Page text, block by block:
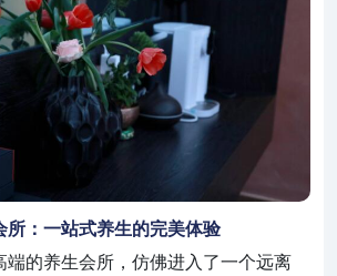
所：一站式养生的完美体验
端的养生会所，仿佛进入了一个远离